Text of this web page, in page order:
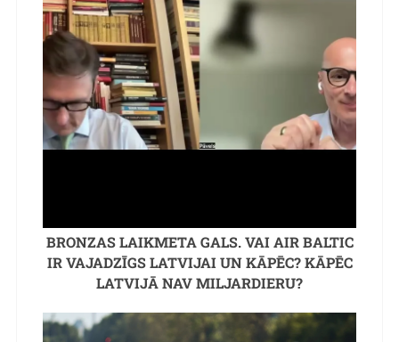
BRONZAS LAIKMETA GALS. VAI AIR BALTIC
IR VAJADZĪGS LATVIJAI UN KĀPĒC? KĀPĒC
LATVIJĀ NAV MILJARDIERU?